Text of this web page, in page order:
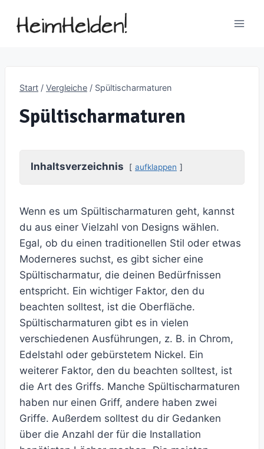
Inhalt
Start / Vergleiche / Spültischarmaturen
Spültischarmaturen
Inhaltsverzeichnis aufklappen
Wenn es um Spültischarmaturen geht, kannst
du aus einer Vielzahl von Designs wählen.
Egal, ob du einen traditionellen Stil oder etwas
Moderneres suchst, es gibt sicher eine
Spültischarmatur, die deinen Bedürfnissen
entspricht. Ein wichtiger Faktor, den du
beachten solltest, ist die Oberfläche.
Spültischarmaturen gibt es in vielen
verschiedenen Ausführungen, z. B. in Chrom,
Edelstahl oder gebürstetem Nickel. Ein
weiterer Faktor, den du beachten solltest, ist
die Art des Griffs. Manche Spültischarmaturen
haben nur einen Griff, andere haben zwei
Griffe. Außerdem solltest du dir Gedanken
über die Anzahl der für die Installation